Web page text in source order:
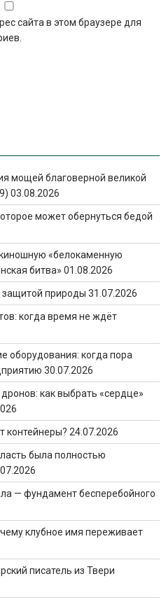
сайта в этом браузере для
мощей благоверной великой
03.08.2026
может обернуться бедой
«белокаменную
битва» 01.08.2026
защитой природы 31.07.2026
когда время не ждёт
оборудования: когда пора
30.07.2026
как выбрать «сердце»
контейнеры? 24.07.2026
была полностью
— фундамент бесперебойного
клубное имя переживает
писатель из Твери